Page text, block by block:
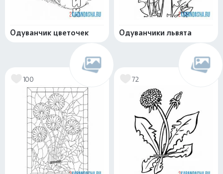
Одуванчик цветочек Одуванчики львята
100 72